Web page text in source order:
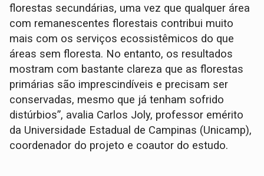
florestas secundárias, uma vez que qualquer área
com remanescentes florestais contribui muito
mais com os serviços ecossistêmicos do que
áreas sem floresta. No entanto, os resultados
mostram com bastante clareza que as florestas
primárias são imprescindíveis e precisam ser
conservadas, mesmo que já tenham sofrido
distúrbios”, avalia Carlos Joly, professor emérito
da Universidade Estadual de Campinas (Unicamp),
coordenador do projeto e coautor do estudo.